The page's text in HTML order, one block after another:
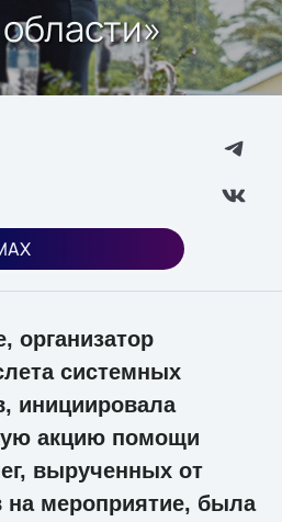
организатор
системных
инициировала
акцию помощи
вырученных от
на мероприятие, была